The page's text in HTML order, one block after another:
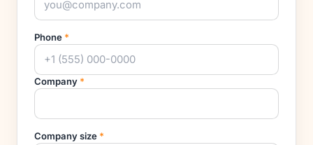
Phone *
Company *
Company size *